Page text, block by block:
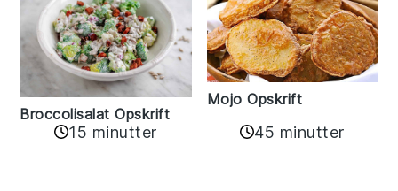
Broccolisalat Opskrift
15 minutter
Mojo Opskrift
45 minutter